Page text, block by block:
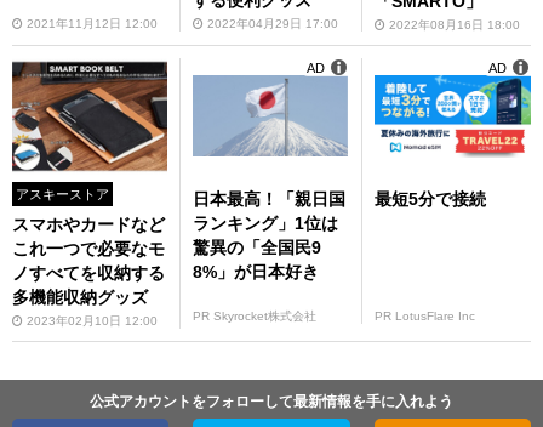
2021年11月12日 12:00 2022年04月29日 17:00 2022年08月16日 18:00
アスキーストア
スマホやカードなど
これ一つで必要なモ
ノすべてを収納する
多機能収納グッズ
2023年02月10日 12:00
日本最高！「親日国
ランキング」1位は
驚異の「全国民9
8%」が日本好き
PR Skyrocket株式会社
AD
最短5分で接続
PR LotusFlare Inc
AD
公式アカウントをフォローして最新情報を手に入れよう